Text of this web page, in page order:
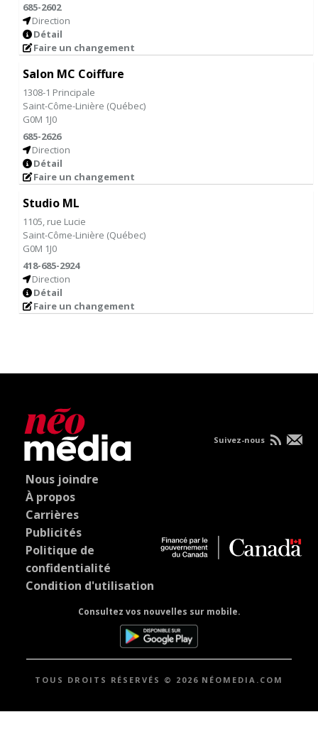
685-2602
Direction
Détail
Faire un changement
Salon MC Coiffure
1308-1 Principale
Saint-Côme-Linière (Québec)
G0M 1J0
685-2626
Direction
Détail
Faire un changement
Studio ML
1105, rue Lucie
Saint-Côme-Linière (Québec)
G0M 1J0
418-685-2924
Direction
Détail
Faire un changement
Nous joindre
À propos
Carrières
Publicités
Politique de
confidentialité
Condition d'utilisation
Consultez vos nouvelles sur mobile.
Suivez-nous
TOUS DROITS RÉSERVÉS © 2026 NÉOMEDIA.COM